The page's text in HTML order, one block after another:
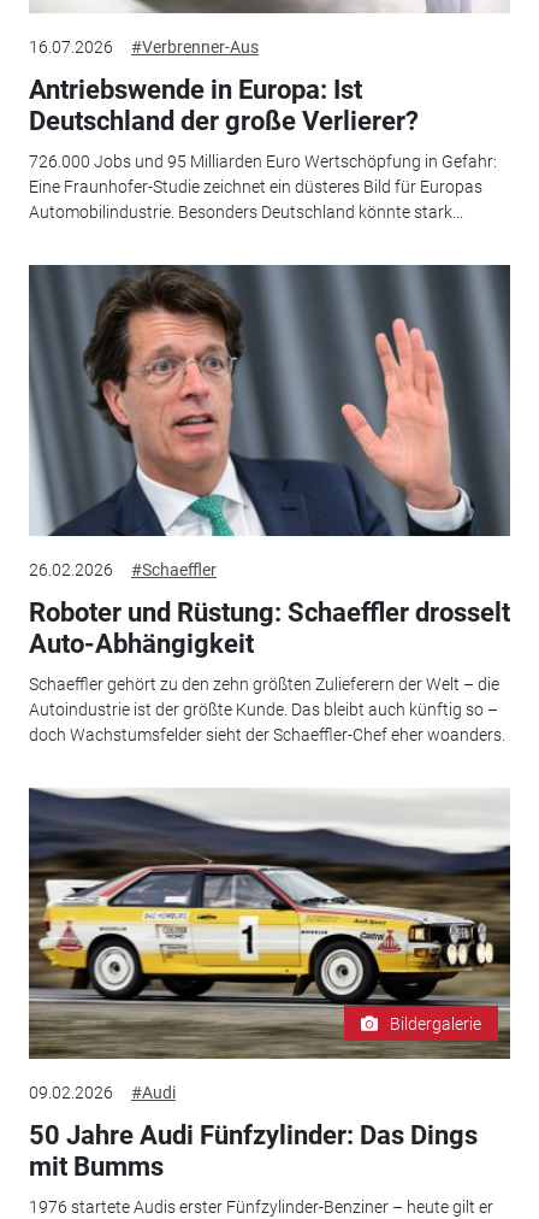
16.07.2026 #Verbrenner-Aus
Antriebswende in Europa: Ist
Deutschland der große Verlierer?
726.000 Jobs und 95 Milliarden Euro Wertschöpfung in Gefahr:
Eine Fraunhofer-Studie zeichnet ein düsteres Bild für Europas
Automobilindustrie. Besonders Deutschland könnte stark...
26.02.2026 #Schaeffler
Roboter und Rüstung: Schaeffler drosselt
Auto-Abhängigkeit
Schaeffler gehört zu den zehn größten Zulieferern der Welt – die
Autoindustrie ist der größte Kunde. Das bleibt auch künftig so –
doch Wachstumsfelder sieht der Schaeffler-Chef eher woanders.
Bildergalerie
09.02.2026 #Audi
50 Jahre Audi Fünfzylinder: Das Dings
mit Bumms
1976 startete Audis erster Fünfzylinder-Benziner – heute gilt er